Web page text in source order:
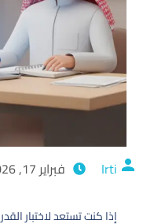
Irti فبراير 17, 2026